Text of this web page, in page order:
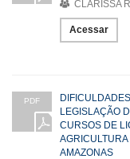
CLARISSA
Acessar
PDF
LEGISLAÇÃO
CURSOS DE
AMAZONAS